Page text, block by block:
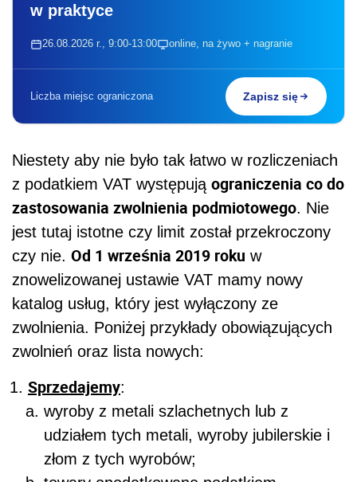
w praktyce
26.08.2026 r., 9:00-13:00 online, na żywo + nagranie
Liczba miejsc ograniczona Zapisz się
Niestety aby nie było tak łatwo w rozliczeniach
z podatkiem VAT występują ograniczenia co do
zastosowania zwolnienia podmiotowego. Nie
jest tutaj istotne czy limit został przekroczony
czy nie. Od 1 września 2019 roku w
znowelizowanej ustawie VAT mamy nowy
katalog usług, który jest wyłączony ze
zwolnienia. Poniżej przykłady obowiązujących
zwolnień oraz lista nowych:
Sprzedajemy:
wyroby z metali szlachetnych lub z
udziałem tych metali, wyroby jubilerskie i
złom z tych wyrobów;